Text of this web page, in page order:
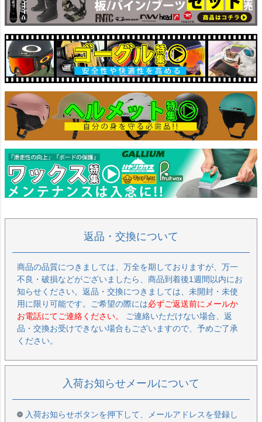
返品・交換について
商品の品質につきましては、万全を期しておりますが、万一
不良・破損などがございましたら、商品到着後1週間以内にお
知らせください。返品・交換につきましては、未開封・未使
用に限り可能です。ご希望の際には必ずご返送前にメールか
お電話にてご連絡ください。
ご連絡いただけない場合、返
品・交換お受けできない場合もございますので、予めご了承
ください。
入荷お知らせメールについて
入荷お知らせボタンを押下して、メールアドレスを登録し